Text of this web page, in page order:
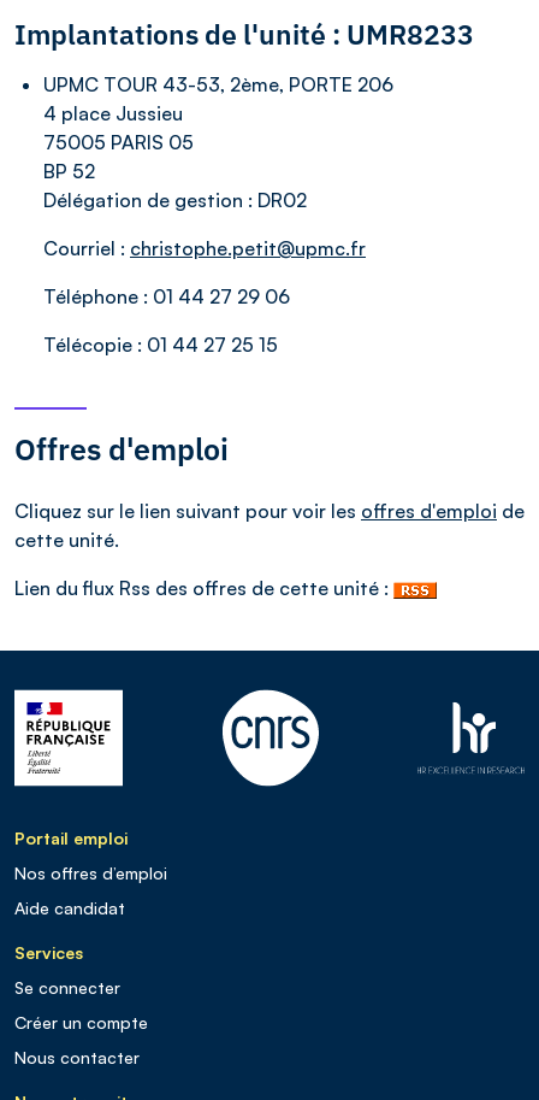
Implantations de l'unité : UMR8233
UPMC TOUR 43-53, 2ème, PORTE 206
4 place Jussieu
75005 PARIS 05
BP 52
Délégation de gestion : DR02
Courriel : christophe.petit@upmc.fr
Téléphone : 01 44 27 29 06
Télécopie : 01 44 27 25 15
Offres d'emploi
Cliquez sur le lien suivant pour voir les offres d'emploi de
cette unité.
Lien du flux Rss des offres de cette unité :
Portail emploi
Nos offres d’emploi
Aide candidat
Services
Se connecter
Créer un compte
Nous contacter